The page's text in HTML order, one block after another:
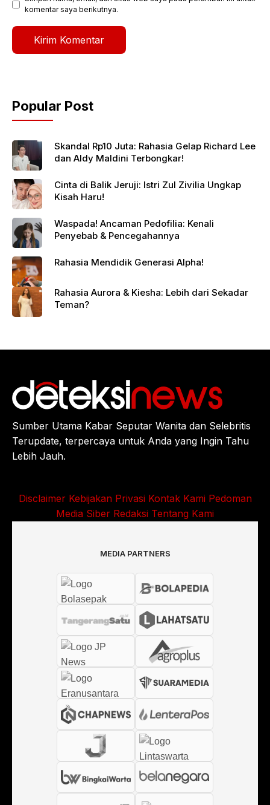
komentar saya berikutnya.
Popular Post
Skandal Rp10 Juta: Rahasia Gelap Richard Lee
dan Aldy Maldini Terbongkar!
Cinta di Balik Jeruji: Istri Zul Zivilia Ungkap
Kisah Haru!
Waspada! Ancaman Pedofilia: Kenali
Penyebab & Pencegahannya
Rahasia Mendidik Generasi Alpha!
Rahasia Aurora & Kiesha: Lebih dari Sekadar
Teman?
Sumber Utama Kabar Seputar Wanita dan Selebritis
Terupdate, terpercaya untuk Anda yang Ingin Tahu
Lebih Jauh.
Disclaimer Kebijakan Privasi Kontak Kami Pedoman
Media Siber Redaksi Tentang Kami
MEDIA PARTNERS